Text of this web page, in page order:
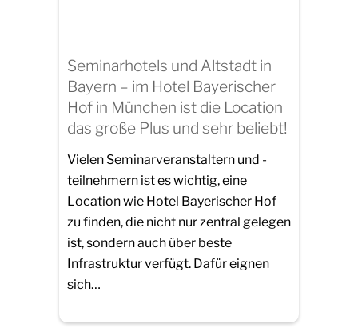
Seminarhotels und Altstadt in
Bayern – im Hotel Bayerischer
Hof in München ist die Location
das große Plus und sehr beliebt!
Vielen Seminarveranstaltern und -
teilnehmern ist es wichtig, eine
Location wie Hotel Bayerischer Hof
zu finden, die nicht nur zentral gelegen
ist, sondern auch über beste
Infrastruktur verfügt. Dafür eignen
sich…